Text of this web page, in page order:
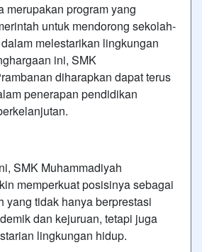
merupakan program yang
untuk mendorong sekolah-
melestarikan lingkungan
ini, SMK
diharapkan dapat terus
penerapan pendidikan
SMK Muhammadiyah
memperkuat posisinya sebagai
yang tidak hanya berprestasi
dan kejuruan, tetapi juga
lingkungan hidup.